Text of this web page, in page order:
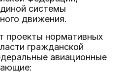
системы
движения.
проекты нормативных
гражданской
авиационные